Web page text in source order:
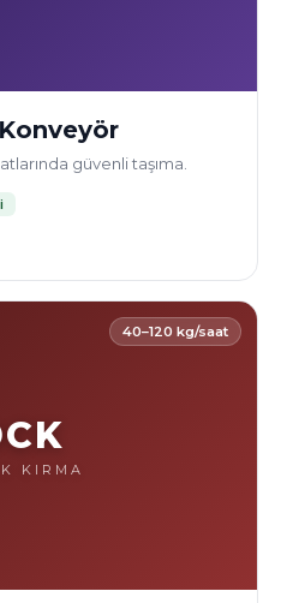
Konveyör
güvenli taşıma.
40–120 kg/saat
KIRMA